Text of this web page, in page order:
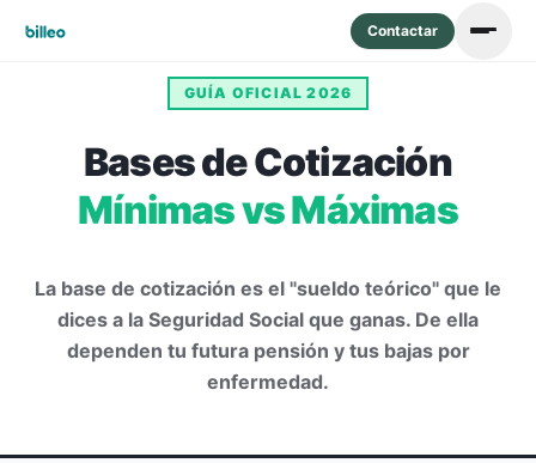
Contactar
GUÍA OFICIAL 2026
Bases de Cotización
Mínimas vs Máximas
La base de cotización es el "sueldo teórico" que le
dices a la Seguridad Social que ganas. De ella
dependen tu futura pensión y tus bajas por
enfermedad.